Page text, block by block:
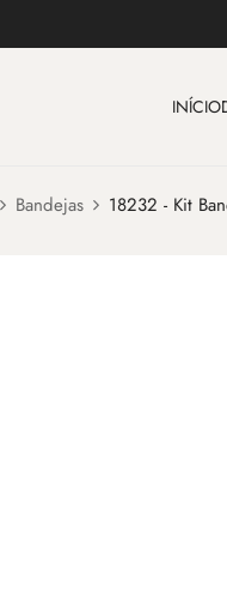
INÍCIO
Bandejas 18232 - Kit